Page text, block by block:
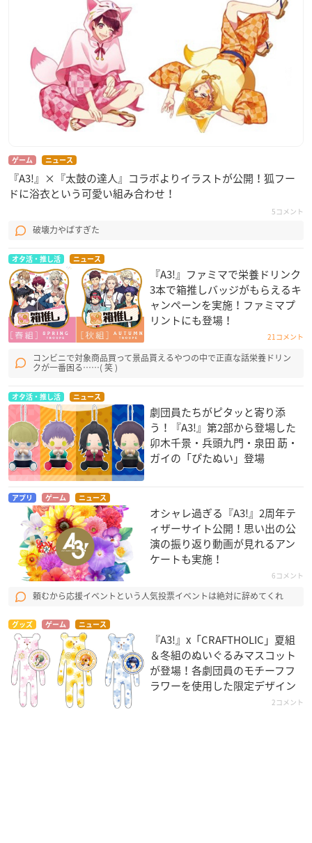
ゲーム ニュース
『A3!』×『太鼓の達人』コラボよりイラストが公開！狐フー
ドに浴衣という可愛い組み合わせ！
5コメント
破壊力やばすぎた
オタ活・推し活 ニュース
『A3!』ファミマで栄養ドリンク
3本で箱推しバッジがもらえるキ
ャンペーンを実施！ファミマプ
リントにも登場！
21コメント
コンビニで対象商品買って景品貰えるやつの中で正直な話栄養ドリン
クが一番困る……( 笑 )
オタ活・推し活 ニュース
劇団員たちがピタッと寄り添
う！『A3!』第2部から登場した
卯木千景・兵頭九門・泉田 莇・
ガイの「ぴたぬい」登場
アプリ ゲーム ニュース
オシャレ過ぎる『A3!』2周年テ
ィザーサイト公開！思い出の公
演の振り返り動画が見れるアン
ケートも実施！
6コメント
頼むから応援イベントという人気投票イベントは絶対に辞めてくれ
グッズ ゲーム ニュース
『A3!』x「CRAFTHOLIC」夏組
＆冬組のぬいぐるみマスコット
が登場！各劇団員のモチーフフ
ラワーを使用した限定デザイン
2コメント